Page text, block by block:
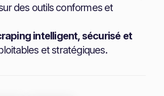
des outils conformes et
intelligent, sécurisé et
et stratégiques.